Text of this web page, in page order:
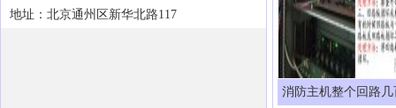
地址：北京通州区新华北路117
消防主机整个回路